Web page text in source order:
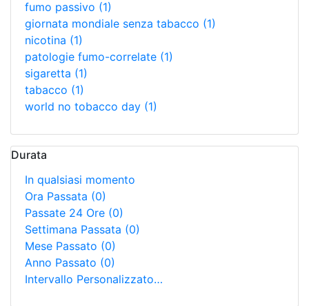
fumo passivo (1)
giornata mondiale senza tabacco (1)
nicotina (1)
patologie fumo-correlate (1)
sigaretta (1)
tabacco (1)
world no tobacco day (1)
Durata
In qualsiasi momento
Ora Passata (0)
Passate 24 Ore (0)
Settimana Passata (0)
Mese Passato (0)
Anno Passato (0)
Intervallo Personalizzato…